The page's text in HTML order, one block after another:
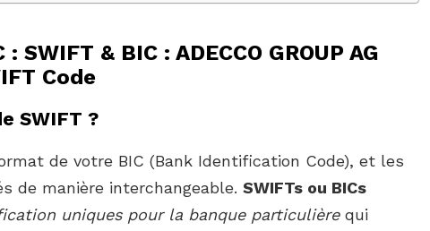
SWIFT & BIC : ADECCO GROUP AG
Code
SWIFT ?
de votre BIC (Bank Identification Code), et les
de manière interchangeable. SWIFTs ou BICs
uniques pour la banque particulière qui